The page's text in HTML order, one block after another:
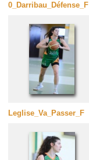
0_Darribau_Défense_F
Leglise_Va_Passer_F